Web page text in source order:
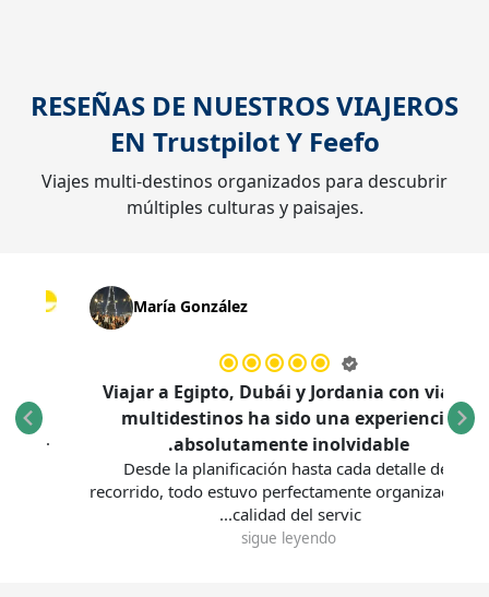
RESEÑAS DE NUESTROS VIAJEROS
EN TrustpilotY Feefo
Viajes multi-destinos organizados para descubrir
múltiples culturas y paisajes.
María González
Viajar a Egipto, Dubái y Jordania con
multidestinos ha sido una
absolutamente inolvidable.
Desde la planificación hasta cada detalle
recorrido, todo estuvo perfectamente
calidad del servic...
sigue leyendo
la